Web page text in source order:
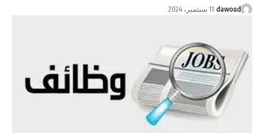
dawoud 11 سبتمبر، 2024